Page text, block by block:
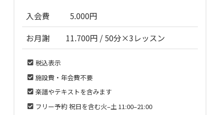
入会費
5.000円
お月謝
11.700円 / 50分×3レッスン
税込表示
施設費・年会費不要
楽譜やテキストを含みます
フリー予約 祝日を含む火–土 11:00–21:00